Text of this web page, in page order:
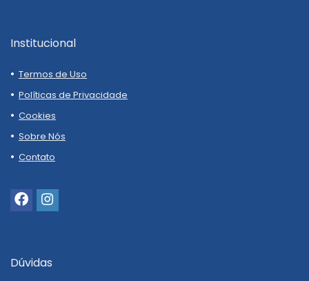
Institucional
Termos de Uso
Políticas de Privacidade
Cookies
Sobre Nós
Contato
Dúvidas